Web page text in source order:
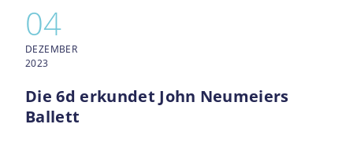
04
DEZEMBER
2023
Die 6d erkundet John Neumeiers
Ballett